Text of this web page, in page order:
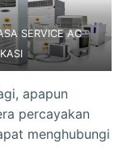
SERVICE AC
apapun
percayakan
menghubungi